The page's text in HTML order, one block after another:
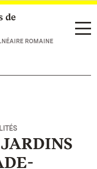
de
ROMAINE